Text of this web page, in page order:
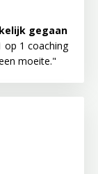
gegaan
op 1 coaching
moeite."